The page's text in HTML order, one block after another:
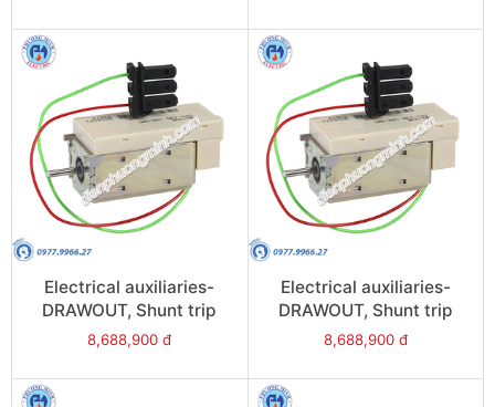
48504
Electrical auxiliaries-
DRAWOUT, Shunt trip
(2nd MX),
48516
8,688,900 đ
Electrical auxiliaries-
DRAWOUT, Shunt trip
(2nd MX), 220VAC/DC -
8,688,900 đ